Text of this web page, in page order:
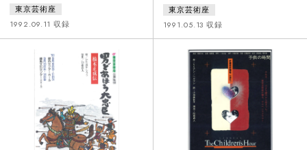
となる。産児制限運動から労働運
動に参加。1928年初の普通選挙で
労農党より当選する。反動の嵐の
中、治安維持法に反対し、神田の
旅館で暗殺される。「山宣ひとり
孤塁を守る。だが私は淋しくな
い。背後には大衆が支持している
から」。
東京芸術座
1992.09.11 収録
十日も家から出てこない。今日も
ふかしたてのお芋を悪ガキデベソ
に取り上げられて泣いている。そ
この現れたのが現人神（天皇陛
下）とも知り合いという自称ウメ
コ婆さん。一人ぼっちのウメコと
しわくちゃウメコは、なぜか一緒
にくらしはじめた。
東京芸術座
1991.05.13 収録